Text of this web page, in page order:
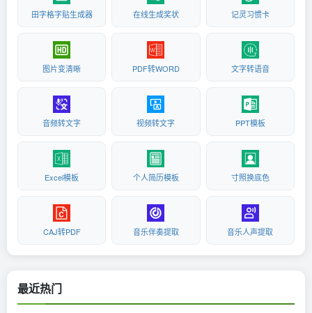
田字格字贴生成器 在线生成奖状 记灵习惯卡
图片变清晰 PDF转WORD 文字转语音
音频转文字 视频转文字 PPT模板
Excel模板 个人简历模板 寸照换底色
CAJ转PDF 音乐伴奏提取 音乐人声提取
最近热门